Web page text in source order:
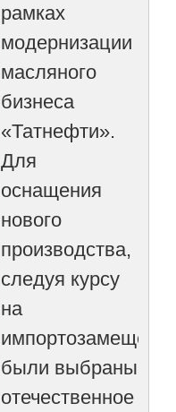
рамках
модернизации
масляного
бизнеса
«Татнефти».
Для
оснащения
нового
производства,
следуя курсу
на
были выбраны
отечественное